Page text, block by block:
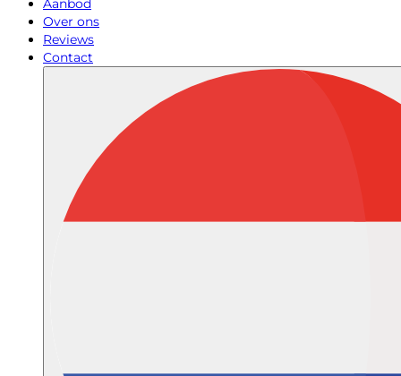
Aanbod
Over ons
Reviews
Contact